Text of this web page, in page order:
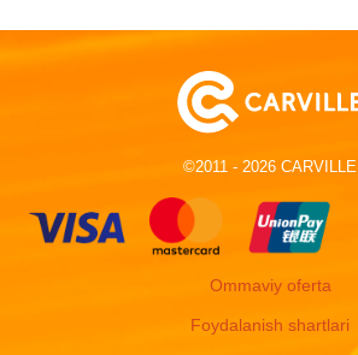
©2011 - 2026 CARVILLE
Ommaviy oferta
Foydalanish shartlari